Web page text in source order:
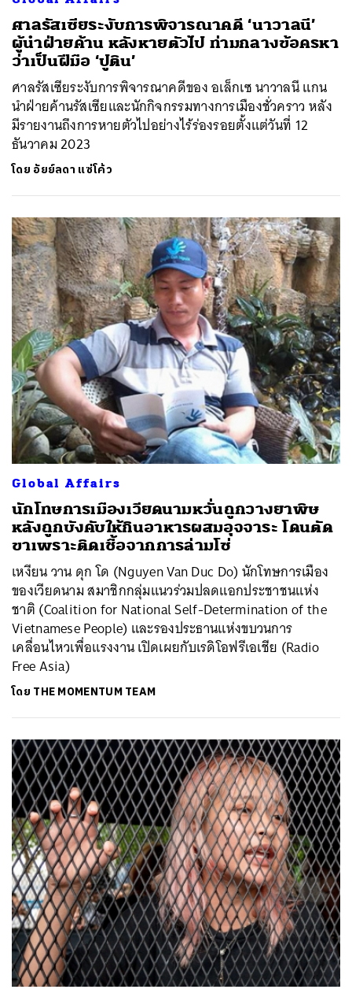
ศาลรัสเซียระงับการพิจารณาคดี ‘นาวาลนี’
ผู้นำฝ่ายค้าน หลังหายตัวไป ท่ามกลางข้อครหา
ว่าเป็นฝีมือ ‘ปูติน’
ศาลรัสเซียระงับการพิจารณาคดีของ อเล็กเซ นาวาลนี แกน
นำฝ่ายค้านรัสเซียและนักกิจกรรมทางการเมืองชั่วคราว หลัง
มีรายงานถึงการหายตัวไปอย่างไร้ร่องรอยตั้งแต่วันที่ 12
ธันวาคม 2023
โดย อัยย์ลดา แซ่โค้ว
Global Affairs
นักโทษการเมืองเวียดนามหวั่นถูกวางยาพิษ
หลังถูกบังคับให้กินอาหารผสมอุจจาระ โดนตัด
ขาเพราะติดเชื้อจากการล่ามโซ่
เหงียน วาน ดุก โด (Nguyen Van Duc Do) นักโทษการเมือง
ของเวียดนาม สมาชิกกลุ่มแนวร่วมปลดแอกประชาชนแห่ง
ชาติ (Coalition for National Self-Determination of the
Vietnamese People) และรองประธานแห่งขบวนการ
เคลื่อนไหวเพื่อแรงงาน เปิดเผยกับเรดิโอฟรีเอเชีย (Radio
Free Asia)
โดย THE MOMENTUM TEAM
ค้นหา
SHARE TWEET LINE EMAIL